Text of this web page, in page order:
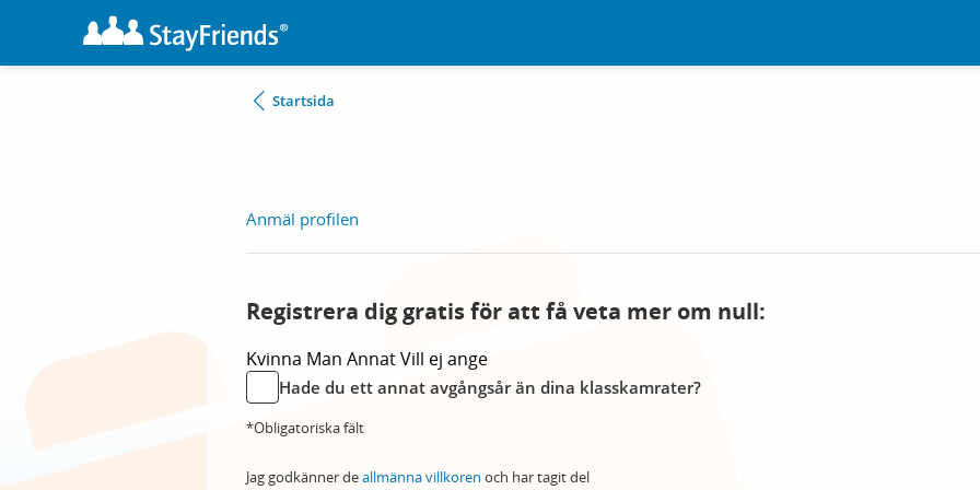
Startsida
Anmäl profilen
Registrera dig gratis för att få veta mer om null:
Kvinna Man AnnatVill ej ange
Hade du ett annat avgångsår än dina klasskamrater?
*Obligatoriska fält
Jag godkänner deallmänna villkoren och har tagit del